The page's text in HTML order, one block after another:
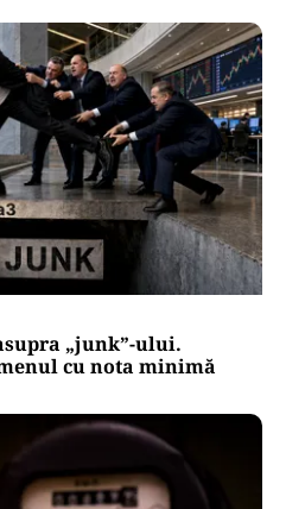
„junk”-ului.
cu nota minimă